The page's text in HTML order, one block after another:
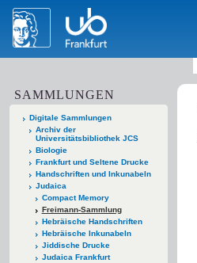
SAMMLUNGEN
Digitale Sammlungen
Archiv der
Universitätsbibliothek JCS
Biologie
Frankfurt und Seltene Drucke
Handschriften und Inkunabeln
Judaica
Compact Memory
Freimann-Sammlung
Hebräische Handschriften
Hebräische Inkunabeln
Jiddische Drucke
Judaica Frankfurt